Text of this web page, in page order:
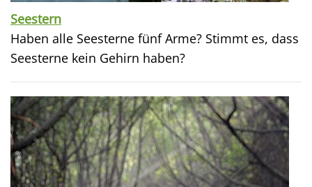
Seestern
Haben alle Seesterne fünf Arme? Stimmt es, dass
Seesterne kein Gehirn haben?